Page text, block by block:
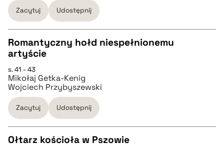
pobierz cytat
Zacytuj Udostępnij
CZYSTY TEKST
pobierz cytat
BIBTEX
Romantyczny hołd niespełnionemu
artyście
s. 41 - 43
Mikołaj Getka-Kenig
Wojciech Przybyszewski
Zacytuj Udostępnij
Ołtarz kościoła w Pszowie